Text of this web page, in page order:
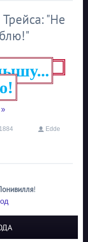
"Не
1884
Edde
!